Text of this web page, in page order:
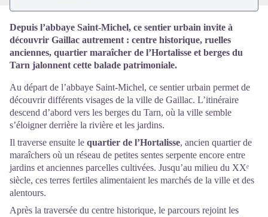
Depuis l’abbaye Saint-Michel, ce sentier urbain invite à
découvrir Gaillac autrement : centre historique, ruelles
anciennes, quartier maraîcher de l’Hortalisse et berges du
Tarn jalonnent cette balade patrimoniale.
Au départ de l’abbaye Saint-Michel, ce sentier urbain permet de
découvrir différents visages de la ville de Gaillac. L’itinéraire
descend d’abord vers les berges du Tarn, où la ville semble
s’éloigner derrière la rivière et les jardins.
Il traverse ensuite le quartier de l’Hortalisse, ancien quartier de
maraîchers où un réseau de petites sentes serpente encore entre
jardins et anciennes parcelles cultivées. Jusqu’au milieu du XXᵉ
siècle, ces terres fertiles alimentaient les marchés de la ville et des
alentours.
Après la traversée du centre historique, le parcours rejoint les